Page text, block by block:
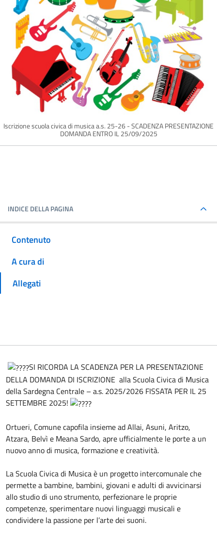
Iscrizione scuola civica di musica a.s. 25-26 - SCADENZA PRESENTAZIONE
DOMANDA ENTRO IL 25/09/2025
INDICE DELLA PAGINA
Contenuto
A cura di
Allegati
SI RICORDA LA SCADENZA PER LA PRESENTAZIONE
DELLA DOMANDA DI ISCRIZIONE alla Scuola Civica di Musica
della Sardegna Centrale – a.s. 2025/2026 FISSATA PER IL 25
SETTEMBRE 2025!
Ortueri, Comune capofila insieme ad Allai, Asuni, Aritzo,
Atzara, Belvì e Meana Sardo, apre ufficialmente le porte a un
nuovo anno di musica, formazione e creatività.
La Scuola Civica di Musica è un progetto intercomunale che
permette a bambine, bambini, giovani e adulti di avvicinarsi
allo studio di uno strumento, perfezionare le proprie
competenze, sperimentare nuovi linguaggi musicali e
condividere la passione per l’arte dei suoni.